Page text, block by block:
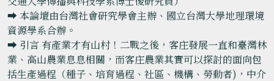
➡️ 本論壇由台灣社會研究學會主辦、國立台灣大學地理環境
資源學系合辦。
➡️ 引言 有產業才有山村！二戰之後，客庄發展一直和臺灣林
業、高山農業息息相關，而客庄農業其實可以探討的面向包
括生產過程（種子、培育過程、社區、機構、勞動者)，中介